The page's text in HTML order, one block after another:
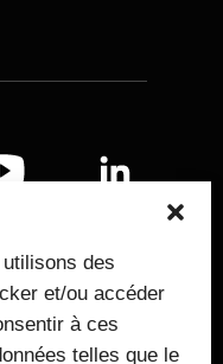
des
et/ou accéder
à ces
telles que le